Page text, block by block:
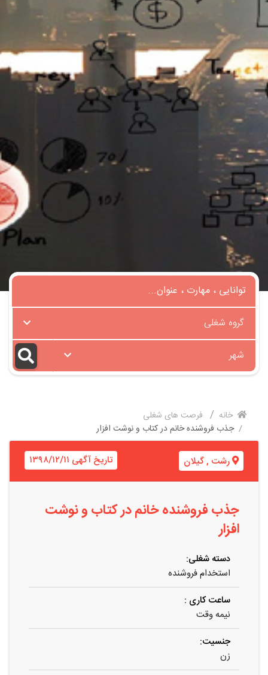
گروه شغلی
شهر
خانه
فرصت های شغلی
جذب فروشنده خانم در کتاب و نوشت افزار
رشت ,گیلان تاریخ آگهی ۱۳۹۸/۱۲/۱۱
جذب فروشنده خانم در کتاب و نوشت
افزار
دسته شغلی:
استخدام فروشنده
ساعت کاری :
نیمه وقت
جنسیت:
زن